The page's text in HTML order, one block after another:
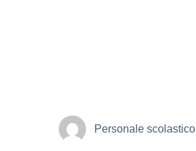
Personale scolastico